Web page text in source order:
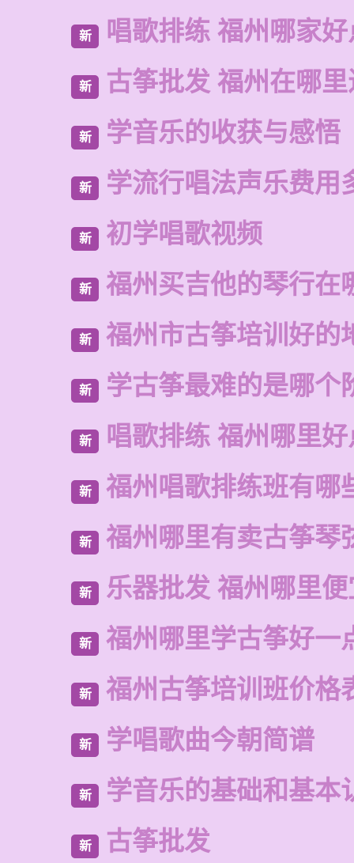
新 唱歌排练 福州哪家好
新 古筝批发 福州在哪
新 学音乐的收获与感悟
新 学流行唱法声乐费用
新 初学唱歌视频
新 福州买吉他的琴行在
新 福州市古筝培训好的
新 学古筝最难的是哪个
新 唱歌排练 福州哪里好
新 福州唱歌排练班有哪
新 福州哪里有卖古筝琴
新 乐器批发 福州哪里
新 福州哪里学古筝好一
新 福州古筝培训班价格
新 学唱歌曲今朝简谱
新 学音乐的基础和基本
新 古筝批发